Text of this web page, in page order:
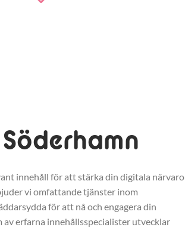
innehåll för att stärka din digitala närvaro
vi omfattande tjänster inom
för att nå och engagera din
erfarna innehållsspecialister utvecklar